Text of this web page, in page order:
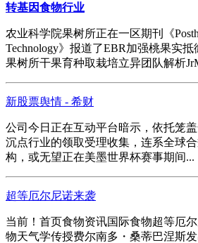
转基因食物行业
农业科学院果树所正在一区期刊《
Technology》报道了EBR加强桃果实
果树所干果育种取栽培立异团队解析
新股票舆情 - 希财
公司今日正在互动平台暗示，依托笼
沉点行业的领取受理收集，连系全球
构，或无望正在美墨世界杯赛事期间...
超等厄尔尼诺来袭
当前！首页食物资讯国际食物超等厄
物天气学传授费尔南多・桑蒂巴涅斯